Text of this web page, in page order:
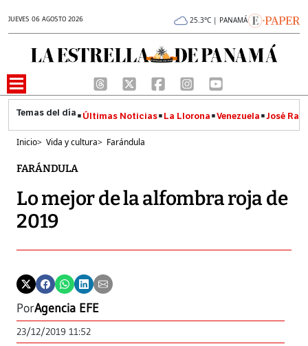
JUEVES 06 AGOSTO 2026 25.3°C | PANAMÁ
Últimas Noticias La Llorona Venezuela José
Inicio> Vida y cultura> Farándula
FARÁNDULA
Lo mejor de la alfombra roja de
2019
PorAgencia EFE
23/12/2019 11:52